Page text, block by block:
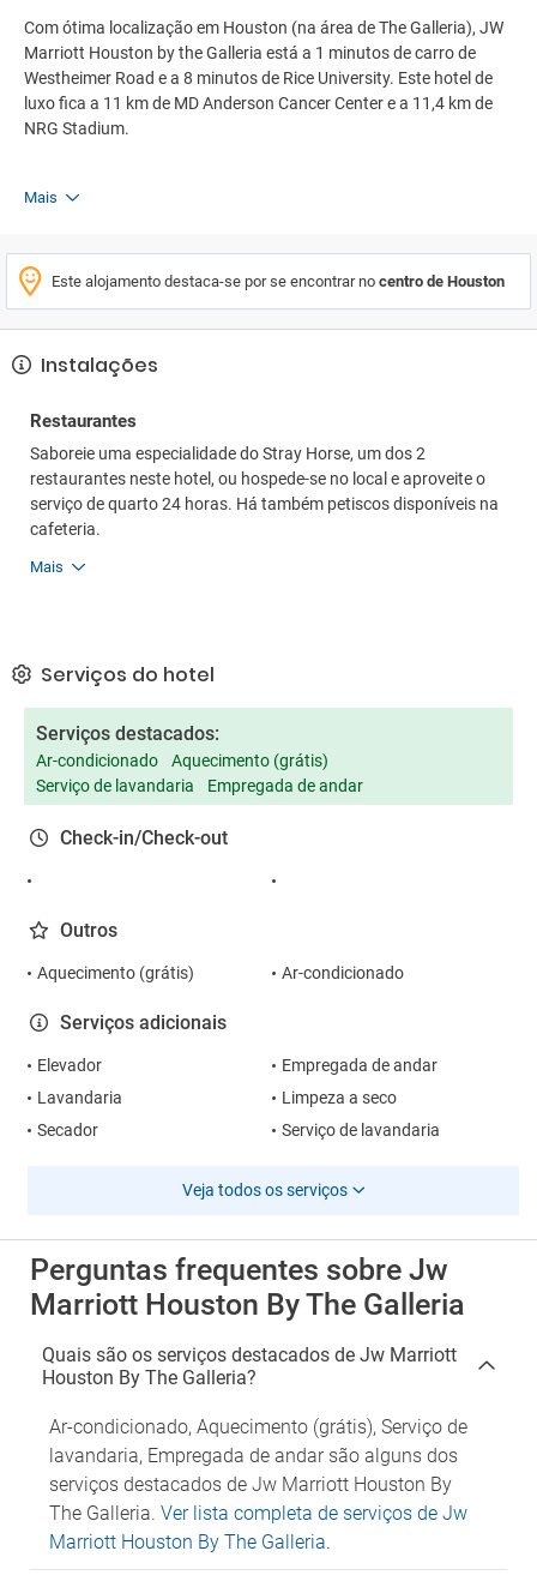
Com ótima localização em Houston (na área de The Galleria), JW
Marriott Houston by the Galleria está a 1 minutos de carro de
Westheimer Road e a 8 minutos de Rice University. Este hotel de
luxo fica a 11 km de MD Anderson Cancer Center e a 11,4 km de
NRG Stadium.
Mais
Este alojamento destaca-se por se encontrar no centro de Houston
Instalações
Restaurantes
Saboreie uma especialidade do Stray Horse, um dos 2
restaurantes neste hotel, ou hospede-se no local e aproveite o
serviço de quarto 24 horas. Há também petiscos disponíveis na
cafeteria.
Mais
Serviços do hotel
Serviços destacados:
Ar-condicionado
Aquecimento (grátis)
Serviço de lavandaria
Empregada de andar
Check-in/Check-out
Outros
Aquecimento (grátis) Ar-condicionado
Serviços adicionais
Elevador
Empregada de andar
Lavandaria
Limpeza a seco
Secador
Serviço de lavandaria
Veja todos os serviços
Perguntas frequentes sobre Jw
Marriott Houston By The Galleria
Quais são os serviços destacados de Jw Marriott
Houston By The Galleria?
Ar-condicionado, Aquecimento (grátis), Serviço de
lavandaria, Empregada de andar são alguns dos
serviços destacados de Jw Marriott Houston By
The Galleria. Ver lista completa de serviços de Jw
Marriott Houston By The Galleria.